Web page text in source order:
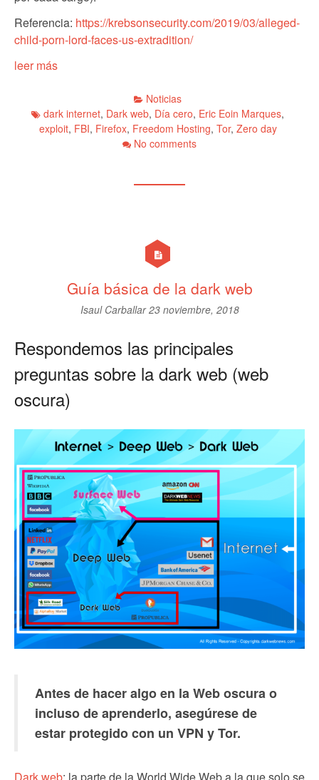
Referencia: https://krebsonsecurity.com/2019/03/alleged-
child-porn-lord-faces-us-extradition/
leer más
Noticias
dark internet, Dark web, Día cero, Eric Eoin Marques,
exploit, FBI, Firefox, Freedom Hosting, Tor, Zero day
No comments
Guía básica de la dark web
Isaul Carballar23 noviembre, 2018
Respondemos las principales
preguntas sobre la dark web (web
oscura)
Antes de hacer algo en la Web oscura o
incluso de aprenderlo, asegúrese de
estar protegido con un VPN y Tor.